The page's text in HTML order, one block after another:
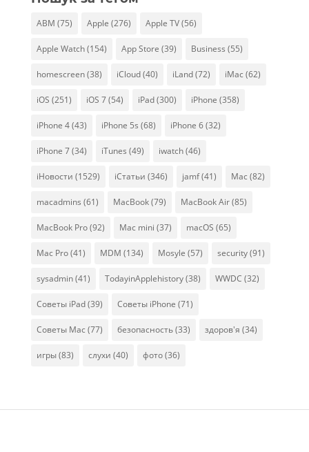
ABM (75) Apple (276) Apple TV(56)
Apple Watch(154) App Store (39) Business (55)
homescreen(38) iCloud(40) iLand(72) iMac (62)
iOS (251) iOS 7(54) iPad(300) iPhone (358)
iPhone 4(43) iPhone 5s (68) iPhone 6(32)
iPhone 7(34) iTunes (49) iwatch(46)
iНовости (1529) iСтатьи (346) jamf(41) Mac (82)
macadmins (61) MacBook(79) MacBook Air(85)
MacBook Pro(92) Mac mini (37) macOS (65)
Mac Pro(41) MDM (134) Mosyle (57) security(91)
sysadmin(41) TodayinApplehistory(38) WWDC (32)
Советы iPad(39) Советы iPhone (71)
Советы Mac (77) безопасность(33) здоров'я (34)
игры(83) слухи (40) фото(36)